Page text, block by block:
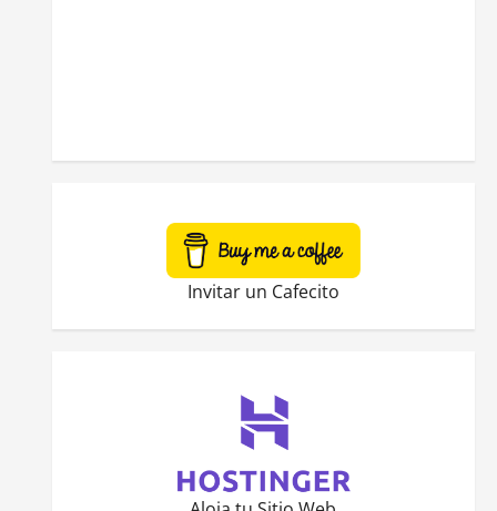
Invitar un Cafecito